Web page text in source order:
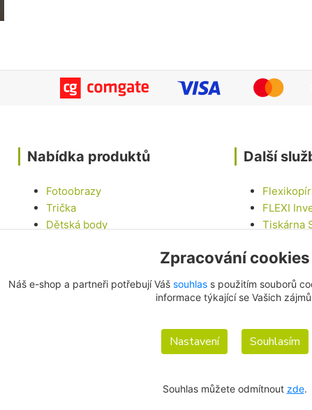
Nabídka produktů
Fotoobrazy
Trička
Dětská body
Ostatní
Další
FLEXI
Tiskárna
Chalupa
Zpracování cookies
Náš e-shop a partneři potřebují Váš souhlass použitím souborů
informace týkající se Vašich
Nastavení Souhlasím
Souhlas můžete odmítnout zde.